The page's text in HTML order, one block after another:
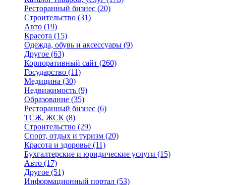
Ресторанный бизнес (20)
Строительство (31)
Авто (19)
Красота (15)
Одежда, обувь и аксессуары (9)
Другое (63)
Корпоративный сайт (260)
Государство (11)
Медицина (30)
Недвижимость (9)
Образование (35)
Ресторанный бизнес (6)
ТСЖ, ЖСК (8)
Строительство (29)
Спорт, отдых и туризм (20)
Красота и здоровье (11)
Бухгалтерские и юридические услуги (15)
Авто (17)
Другое (51)
Информационный портал (53)